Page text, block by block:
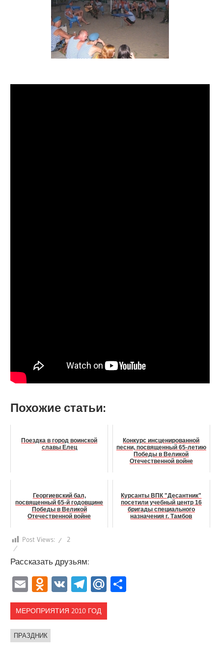
Похожие статьи:
Поездка в город воинской
славы Елец
Конкурс инсценированной
песни, посвященный 65-летию
Победы в Великой
Отечественной войне
Георгиевский бал,
посвященный 65-й годовщине
Победы в Великой
Отечественной войне
Курсанты ВПК "Десантник"
посетили учебный центр 16
бригады специального
назначения г. Тамбов
Post Views: 2
Рассказать друзьям:
EmailOdnoklassniki
VK Telegram
Mail.Ru
МЕРОПРИЯТИЯ 2010 ГОД
ПРАЗДНИК